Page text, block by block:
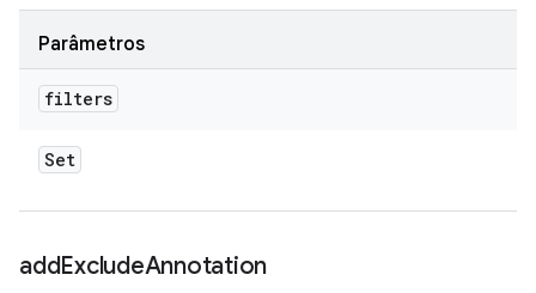
Parâmetros
filters
Set
addExcludeAnnotation